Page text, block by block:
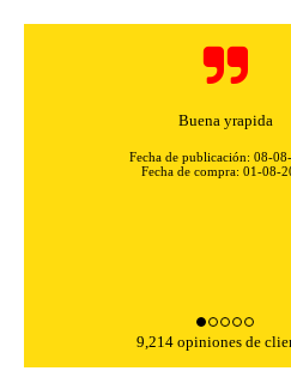
Buena yrapida
Fecha de publicación: 08-
Fecha de compra: 01-08-
9,214 opiniones de
Cookies necesarias
Estas cookies son necesarias